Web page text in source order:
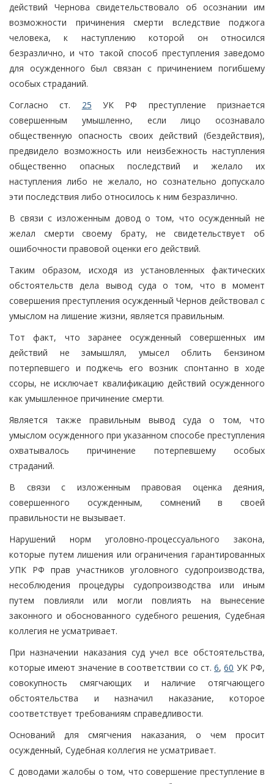
действий Чернова свидетельствовало об осознании им
возможности причинения смерти вследствие поджога
человека, к наступлению которой он относился
безразлично, и что такой способ преступления заведомо
для осужденного был связан с причинением погибшему
особых страданий.
Согласно ст. 25 УК РФ преступление признается
совершенным умышленно, если лицо осознавало
общественную опасность своих действий (бездействия),
предвидело возможность или неизбежность наступления
общественно опасных последствий и желало их
наступления либо не желало, но сознательно допускало
эти последствия либо относилось к ним безразлично.
В связи с изложенным довод о том, что осужденный не
желал смерти своему брату, не свидетельствует об
ошибочности правовой оценки его действий.
Таким образом, исходя из установленных фактических
обстоятельств дела вывод суда о том, что в момент
совершения преступления осужденный Чернов действовал с
умыслом на лишение жизни, является правильным.
Тот факт, что заранее осужденный совершенных им
действий не замышлял, умысел облить бензином
потерпевшего и поджечь его возник спонтанно в ходе
ссоры, не исключает квалификацию действий осужденного
как умышленное причинение смерти.
Является также правильным вывод суда о том, что
умыслом осужденного при указанном способе преступления
охватывалось причинение потерпевшему особых
страданий.
В связи с изложенным правовая оценка деяния,
совершенного осужденным, сомнений в своей
правильности не вызывает.
Нарушений норм уголовно-процессуального закона,
которые путем лишения или ограничения гарантированных
УПК РФ прав участников уголовного судопроизводства,
несоблюдения процедуры судопроизводства или иным
путем повлияли или могли повлиять на вынесение
законного и обоснованного судебного решения, Судебная
коллегия не усматривает.
При назначении наказания суд учел все обстоятельства,
которые имеют значение в соответствии со ст.6,60 УК РФ,
совокупность смягчающих и наличие отягчающего
обстоятельства и назначил наказание, которое
соответствует требованиям справедливости.
Оснований для смягчения наказания, о чем просит
осужденный, Судебная коллегия не усматривает.
С доводами жалобы о том, что совершение преступление в